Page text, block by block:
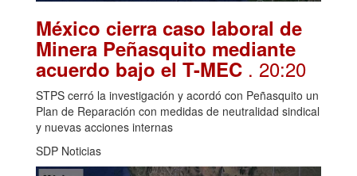
México cierra caso laboral de
Minera Peñasquito mediante
acuerdo bajo el T-MEC . 20:20
STPS cerró la investigación y acordó con Peñasquito un
Plan de Reparación con medidas de neutralidad sindical
y nuevas acciones internas
SDP Noticias